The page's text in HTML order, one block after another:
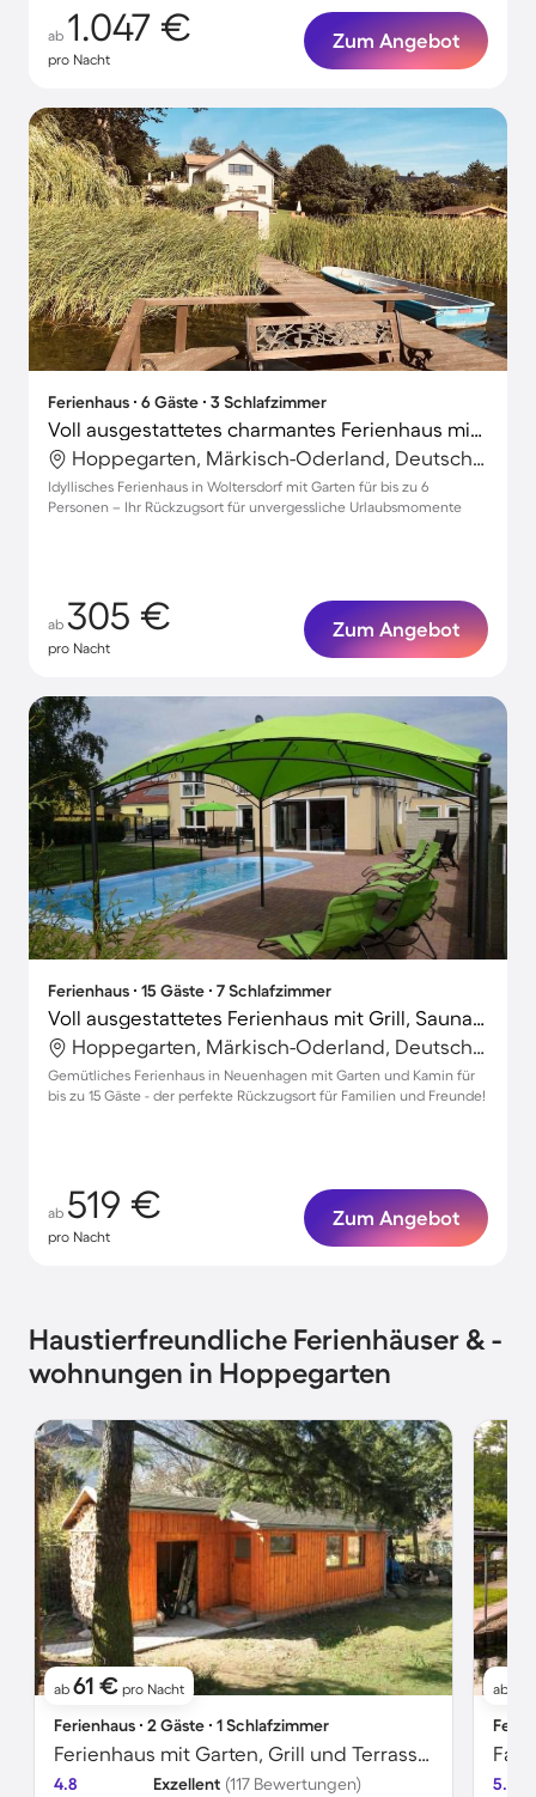
ab 1.047 €
pro Nacht
Zum Angebot
Ferienhaus ∙ 6 Gäste ∙ 3 Schlafzimmer
Voll ausgestattetes charmantes Ferienhaus mit Grill, Garten und Terrasse
Hoppegarten, Märkisch-Oderland, Deutschland
Idyllisches Ferienhaus in Woltersdorf mit Garten für bis zu 6
Personen – Ihr Rückzugsort für unvergessliche Urlaubsmomente
ab 305 €
pro Nacht
Zum Angebot
Ferienhaus ∙ 15 Gäste ∙ 7 Schlafzimmer
Voll ausgestattetes Ferienhaus mit Grill, Sauna und Terrasse | Haustiere erlaubt
Hoppegarten, Märkisch-Oderland, Deutschland
Gemütliches Ferienhaus in Neuenhagen mit Garten und Kamin für
bis zu 15 Gäste - der perfekte Rückzugsort für Familien und Freunde!
ab 519 €
pro Nacht
Zum Angebot
Haustierfreundliche Ferienhäuser & -
wohnungen in Hoppegarten
ab 61 € pro Nacht
Ferienhaus ∙ 2 Gäste ∙ 1 Schlafzimmer
Ferienhaus mit Garten, Grill und Terrasse | Haustiere sind willkommen
4.8 Exzellent (117 Bewertungen)
ab
5.0